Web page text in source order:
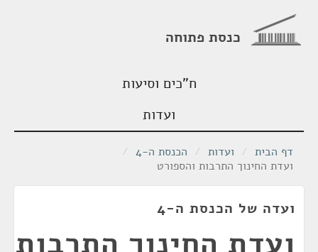
כנסת פתוחה
ח"כים וסיעות
ועדות
דף הבית / ועדות / הכנסת ה-4
/
ועדת החינוך התרבות והספורט
ועדה של הכנסת ה-4
ועדת החינוך התרבות